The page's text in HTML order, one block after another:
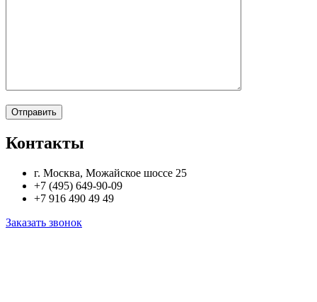
Контакты
г. Москва, Можайское шоссе 25
+7 (495) 649-90-09
+7 916 490 49 49
Заказать звонок